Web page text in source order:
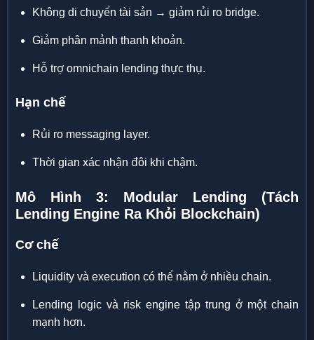
Không di chuyển tài sản → giảm rủi ro bridge.
Giảm phân mảnh thanh khoản.
Hỗ trợ omnichain lending thực thụ.
Hạn chế
Rủi ro messaging layer.
Thời gian xác nhận đôi khi chậm.
Mô Hình 3: Modular Lending (Tách
Lending Engine Ra Khỏi Blockchain)
Cơ chế
Liquidity và execution có thể nằm ở nhiều chain.
Lending logic và risk engine tập trung ở một chain
mạnh hơn.